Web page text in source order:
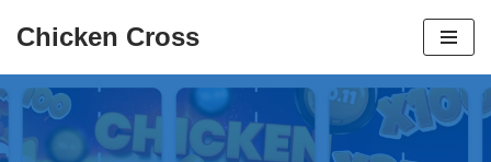
la
conținut
Chicken Cross